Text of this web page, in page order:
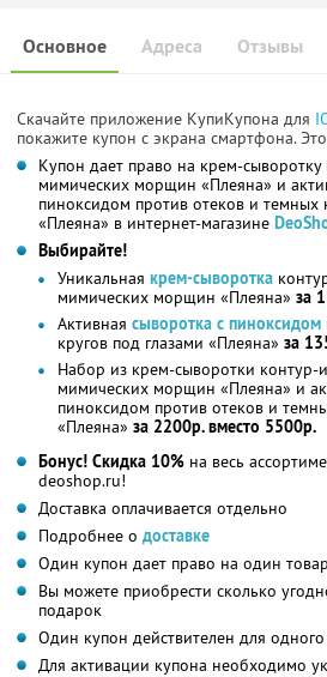
Основное Отзывы
Адреса
Скачайте приложение КупиКупона для
покажите купон с экрана смартфона.
Купон дает право на крем-
мимических морщин «Плеяна» и
пиноксидом против отеков и темных
«Плеяна» в интернет-магазине
Выбирайте!
Уникальная крем-сыворотка
мимических морщин «Плеяна» за
Активная сыворотка с пиноксидом
кругов под глазами «Плеяна» за
Набор из крем-сыворотки контур-
мимических морщин «Плеяна» и
пиноксидом против отеков и
«Плеяна» за 2200р. вместо 5500р.
Бонус! Скидка 10% на весь
deoshop.ru!
Доставка оплачивается отдельно
Подробнее о доставке
Один купон дает право на один товар
Вы можете приобрести сколько
подарок
Один купон действителен для одного
Для активации купона необходимо